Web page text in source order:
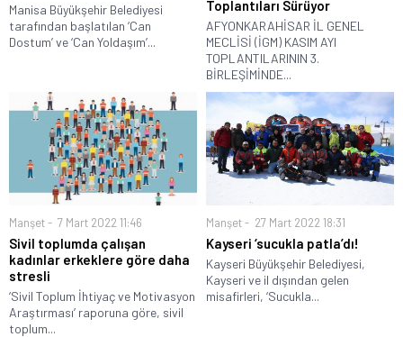
Manisa Büyükşehir Belediyesi
tarafından başlatılan ‘Can
Dostum’ ve ‘Can Yoldaşım’...
Toplantıları Sürüyor
AFYONKARAHİSAR İL GENEL
MECLİSİ (İGM) KASIM AYI
TOPLANTILARININ 3.
BİRLEŞİMİNDE...
Manşet 7 Mart 2022 11:46
Sivil toplumda çalışan
kadınlar erkeklere göre daha
stresli
‘Sivil Toplum İhtiyaç ve Motivasyon
Araştırması’ raporuna göre, sivil
toplum...
Manşet 27 Mart 2022 18:31
Kayseri ‘sucukla patla’dı!
Kayseri Büyükşehir Belediyesi,
Kayseri ve il dışından gelen
misafirleri, ‘Sucukla...